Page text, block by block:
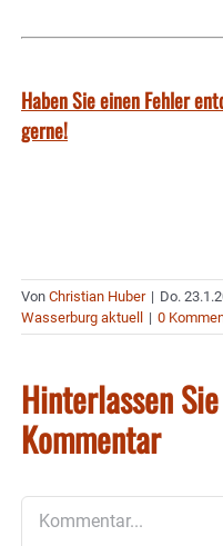
Haben Sie einen Fehler
gerne!
Von Christian Huber | Do.
Wasserburg aktuell | 0
Hinterlassen
Kommentar